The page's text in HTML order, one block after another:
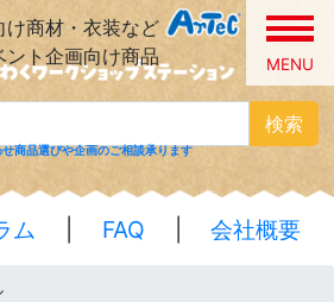
商材・衣装など
ト企画向け商品
MENU
検索
せ商品選びや企画のご相談承ります
ム FAQ 会社概要